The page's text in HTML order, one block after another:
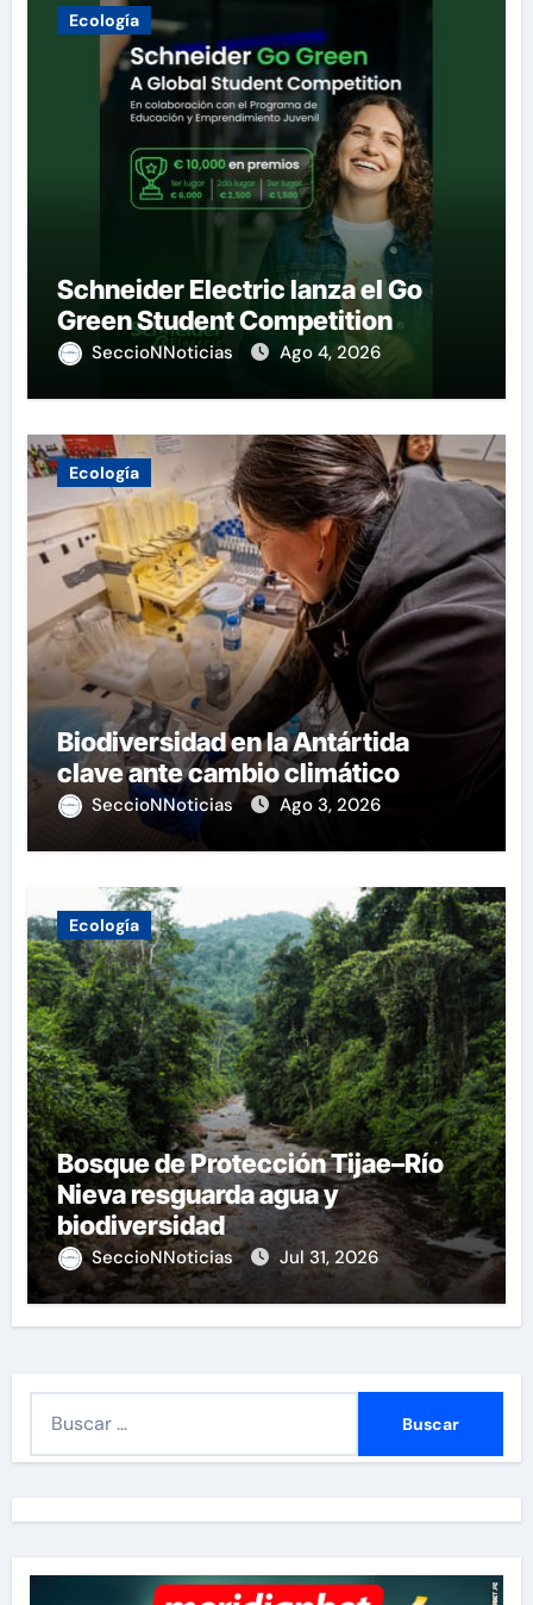
Ecología
Schneider Electric lanza el Go
Green Student Competition
SeccioNNoticias Ago 4, 2026
Ecología
Biodiversidad en la Antártida
clave ante cambio climático
SeccioNNoticias Ago 3, 2026
Ecología
Bosque de Protección Tijae–Río
Nieva resguarda agua y
biodiversidad
SeccioNNoticias Jul 31, 2026
r